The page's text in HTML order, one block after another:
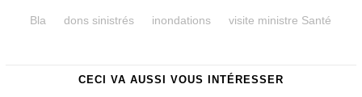
Bla dons sinistrés inondations visite ministre Santé
CECI VA AUSSI VOUS INTÉRESSER